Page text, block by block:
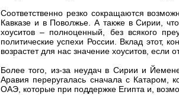
Соответственно резко сокращаются
Кавказе и в Поволжье. А также в Сирии,
хоуситов – полноценный, без всякого
политические успехи России. Вклад этот,
возрастет для нас значение хоуситов,
Более того, из-за неудач в Сирии и
Аравия переругалась сначала с Катаром,
ОАЭ, которые при поддержке Египта и,